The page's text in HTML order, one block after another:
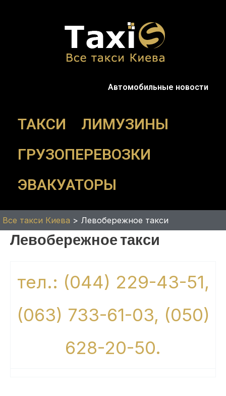
Автомобильные новости
ТАКСИ
ЛИМУЗИНЫ
ГРУЗОПЕРЕВОЗКИ
ЭВАКУАТОРЫ
Все такси Киева > Левобережное такси
Левобережное такси
тел.: (044) 229-43-51,
(063) 733-61-03, (050)
628-20-50.